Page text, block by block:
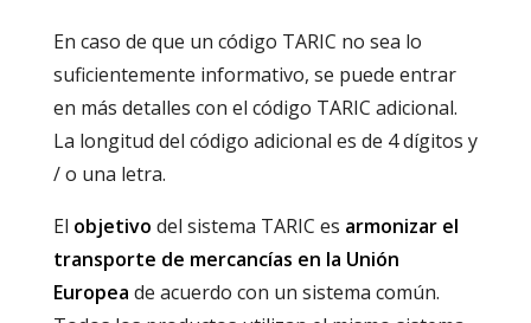
En caso de que un código TARIC no sea lo
suficientemente informativo, se puede entrar
en más detalles con el código TARIC adicional.
La longitud del código adicional es de 4 dígitos y
/ o una letra.
El objetivo del sistema TARIC es armonizar el
transporte de mercancías en la Unión
Europea de acuerdo con un sistema común.